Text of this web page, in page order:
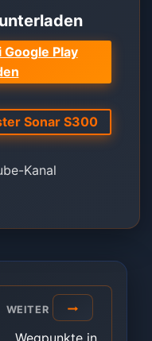
Google Play
Sonar S300
Kanal
WEITER